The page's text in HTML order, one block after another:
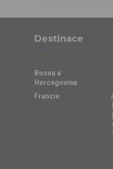
Destinace
Bosna a
Hercegovina
Francie